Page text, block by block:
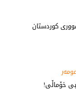
کوردستان
خۆماڵی!